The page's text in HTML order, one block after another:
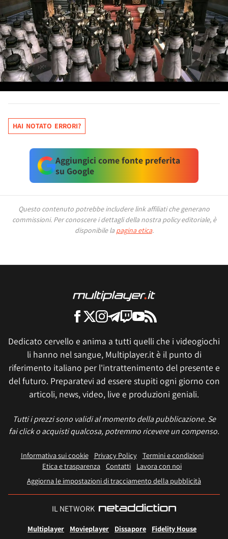
HAI NOTATO ERRORI?
Aggiungici come fonte preferita
su Google
Questo contenuto potrebbe includere link affiliati che generano
commissioni. Per conoscere i dettagli della nostra policy editoriale, è
disponibile la pagina etica.
Dedicato cervello e anima a tutti quelli che i videogiochi
li hanno nel sangue, Multiplayer.it è il punto di
riferimento italiano per l'intrattenimento del presente e
del futuro. Preparatevi ad essere stupiti ogni giorno con
articoli, news, video, live e produzioni geniali.
Tutti i prezzi sono validi al momento della pubblicazione. Se
fai click o acquisti qualcosa, potremmo ricevere un compenso.
Informativa sui cookie Privacy Policy
Termini e condizioni
Etica e trasparenza Contatti
Lavora con noi
Aggiorna le impostazioni di tracciamento della pubblicità
IL NETWORK
Multiplayer Movieplayer Dissapore
Fidelity House